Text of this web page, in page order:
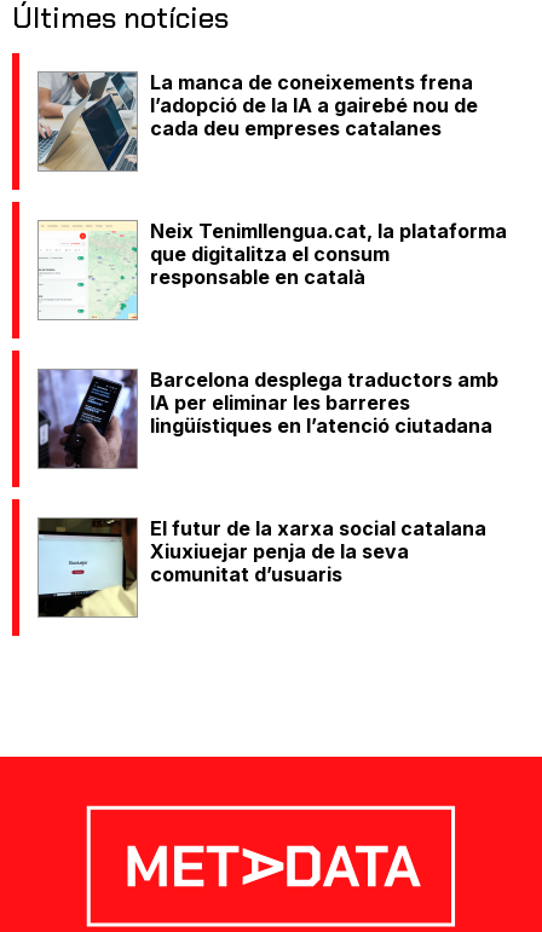
Últimes notícies
La manca de coneixements frena
l’adopció de la IA a gairebé nou de
cada deu empreses catalanes
Neix Tenimllengua.cat, la plataforma
que digitalitza el consum
responsable en català
Barcelona desplega traductors amb
IA per eliminar les barreres
lingüístiques en l’atenció ciutadana
El futur de la xarxa social catalana
Xiuxiuejar penja de la seva
comunitat d’usuaris